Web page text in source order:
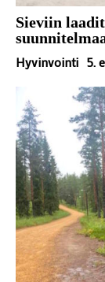
Sieviin
Hyvinvointi 5.